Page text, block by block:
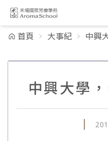
跳到主要內容
首頁 大事紀 中興
中興大學